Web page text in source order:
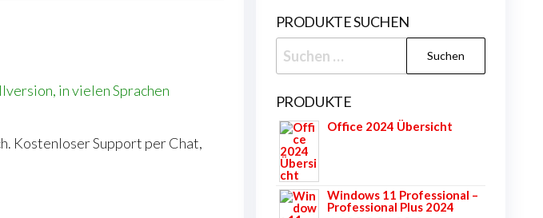
in vielen Sprachen
Kostenloser Support per Chat,
PRODUKTE SUCHEN
Suchen
nach:
PRODUKTE
Office 2024 Übersicht
Windows 11 Professional –
Professional Plus 2024